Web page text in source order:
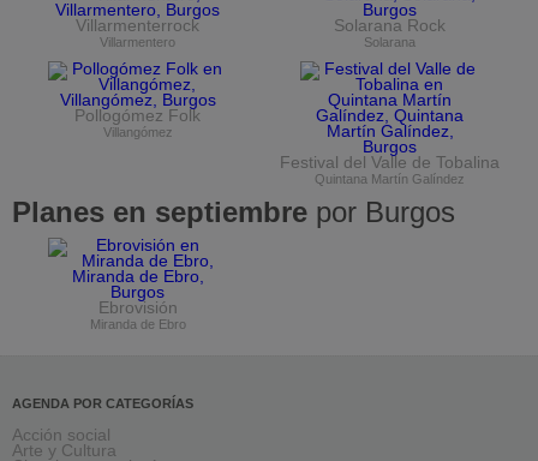
Villarmenterrock
Villarmentero
Solarana Rock
Solarana
Pollogómez Folk
Villangómez
Festival del Valle de Tobalina
Quintana Martín Galíndez
Planes en septiembre por Burgos
Ebrovisión
Miranda de Ebro
AGENDA POR CATEGORÍAS
Acción social
Arte y Cultura